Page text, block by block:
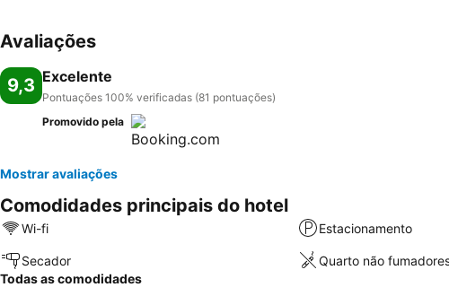
Avaliações
9,3 Excelente
Pontuações 100% verificadas (81 pontuações)
Promovido pela
Mostrar avaliações
Comodidades principais do hotel
Wi-fi Estacionamento
Secador
Quarto não
Todas as comodidades